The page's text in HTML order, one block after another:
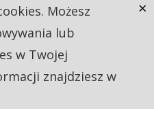
Możesz
lub
w Twojej
znajdziesz w
×